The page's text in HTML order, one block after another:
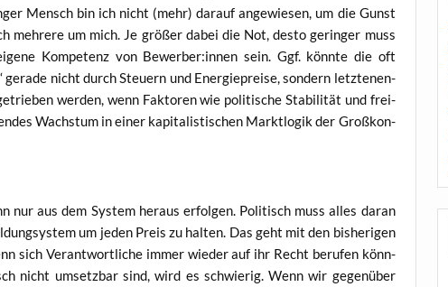
Mensch bin ich nicht (mehr) dar­auf ange­wie­sen, um die Gunst
meh­re­re um mich. Je grö­ßer dabei die Not, des­to gerin­ger muss
Kom­pe­tenz von Bewerber:innen sein. Ggf. könn­te die oft
nicht durch Steu­ern und Ener­gie­prei­se, son­dern letz­ten­en­
wer­den, wenn Fak­to­ren wie poli­ti­sche Sta­bi­li­tät und frei­
Wachs­tum in einer kapi­ta­lis­ti­schen Markt­lo­gik der Groß­kon­
aus dem Sys­tem her­aus erfol­gen. Poli­tisch muss alles dar­an
um jeden Preis zu hal­ten. Das geht mit den bis­he­ri­gen
sich Ver­ant­wort­li­che immer wie­der auf ihr Recht beru­fen könn­
nicht umsetz­bar sind, wird es schwie­rig. Wenn wir gegen­über